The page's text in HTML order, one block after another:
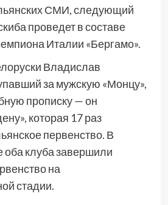
СМИ, следующий
проведет в составе
Италии «Бергамо».
Владислав
за мужскую «Монцу»,
прописку — он
которая 17 раз
первенство. В
клуба завершили
на
стадии.